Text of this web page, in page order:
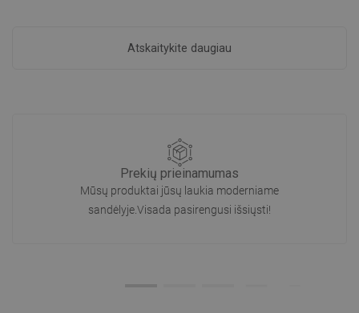
Atskaitykite daugiau
Prekių prieinamumas
Mūsų produktai jūsų laukia moderniame
sandėlyje.Visada pasirengusi išsiųsti!